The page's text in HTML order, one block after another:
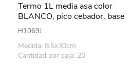
Termo 1L media asa color
BLANCO, pico cebador, base
antideslizante, Berlina
H1069J
Medida: 8.5x30cm
Cantidad por caja: 20